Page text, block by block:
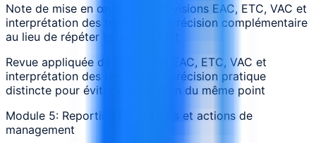
Note de mise en œuvre sur Prévisions EAC, ETC, VAC et
interprétation des tendances : précision complémentaire
au lieu de répéter le même point
Revue appliquée de Prévisions EAC, ETC, VAC et
interprétation des tendances : précision pratique
distincte pour éviter la répétition du même point
Module 5: Reporting EVM, seuils et actions de
management